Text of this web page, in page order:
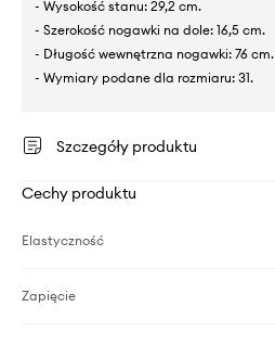
- Wysokość stanu: 29,2 cm.
- Szerokość nogawki na dole: 16,5 cm.
- Długość wewnętrzna nogawki: 76 cm.
- Wymiary podane dla rozmiaru: 31.
Szczegóły produktu
Cechy produktu
Elastyczność
Zapięcie